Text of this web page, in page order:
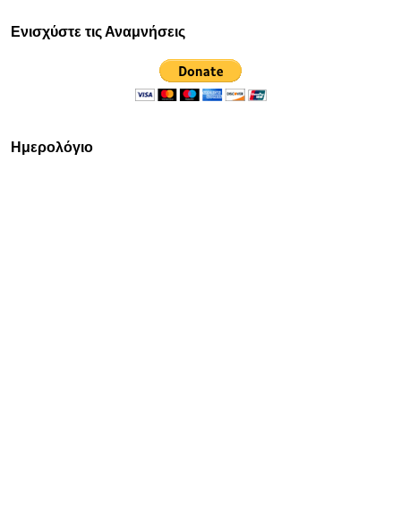
Ενισχύστε τις Αναμνήσεις
Ημερολόγιο